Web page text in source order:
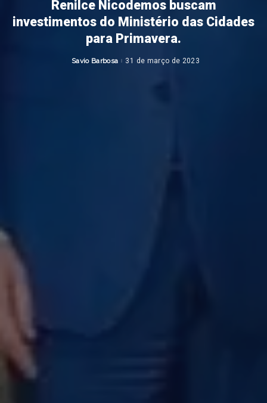
Renilce Nicodemos buscam
investimentos do Ministério das Cidades
para Primavera.
Posted
Savio Barbosa 31 de março de 2023